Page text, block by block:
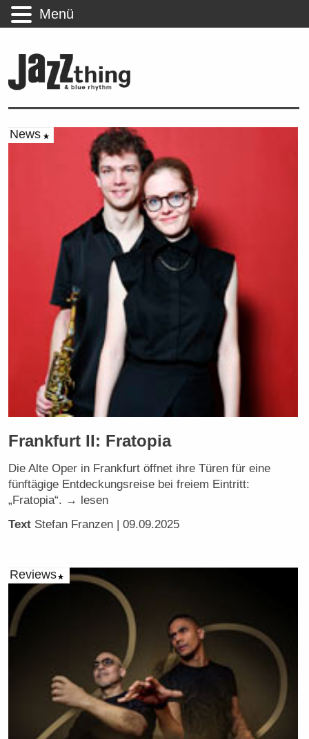
News
Frankfurt II: Fratopia
Die Alte Oper in Frankfurt öffnet ihre Türen für eine
fünftägige Entdeckungsreise bei freiem Eintritt:
„Fratopia“. → lesen
Text Stefan Franzen | 09.09.2025
Reviews
Menü